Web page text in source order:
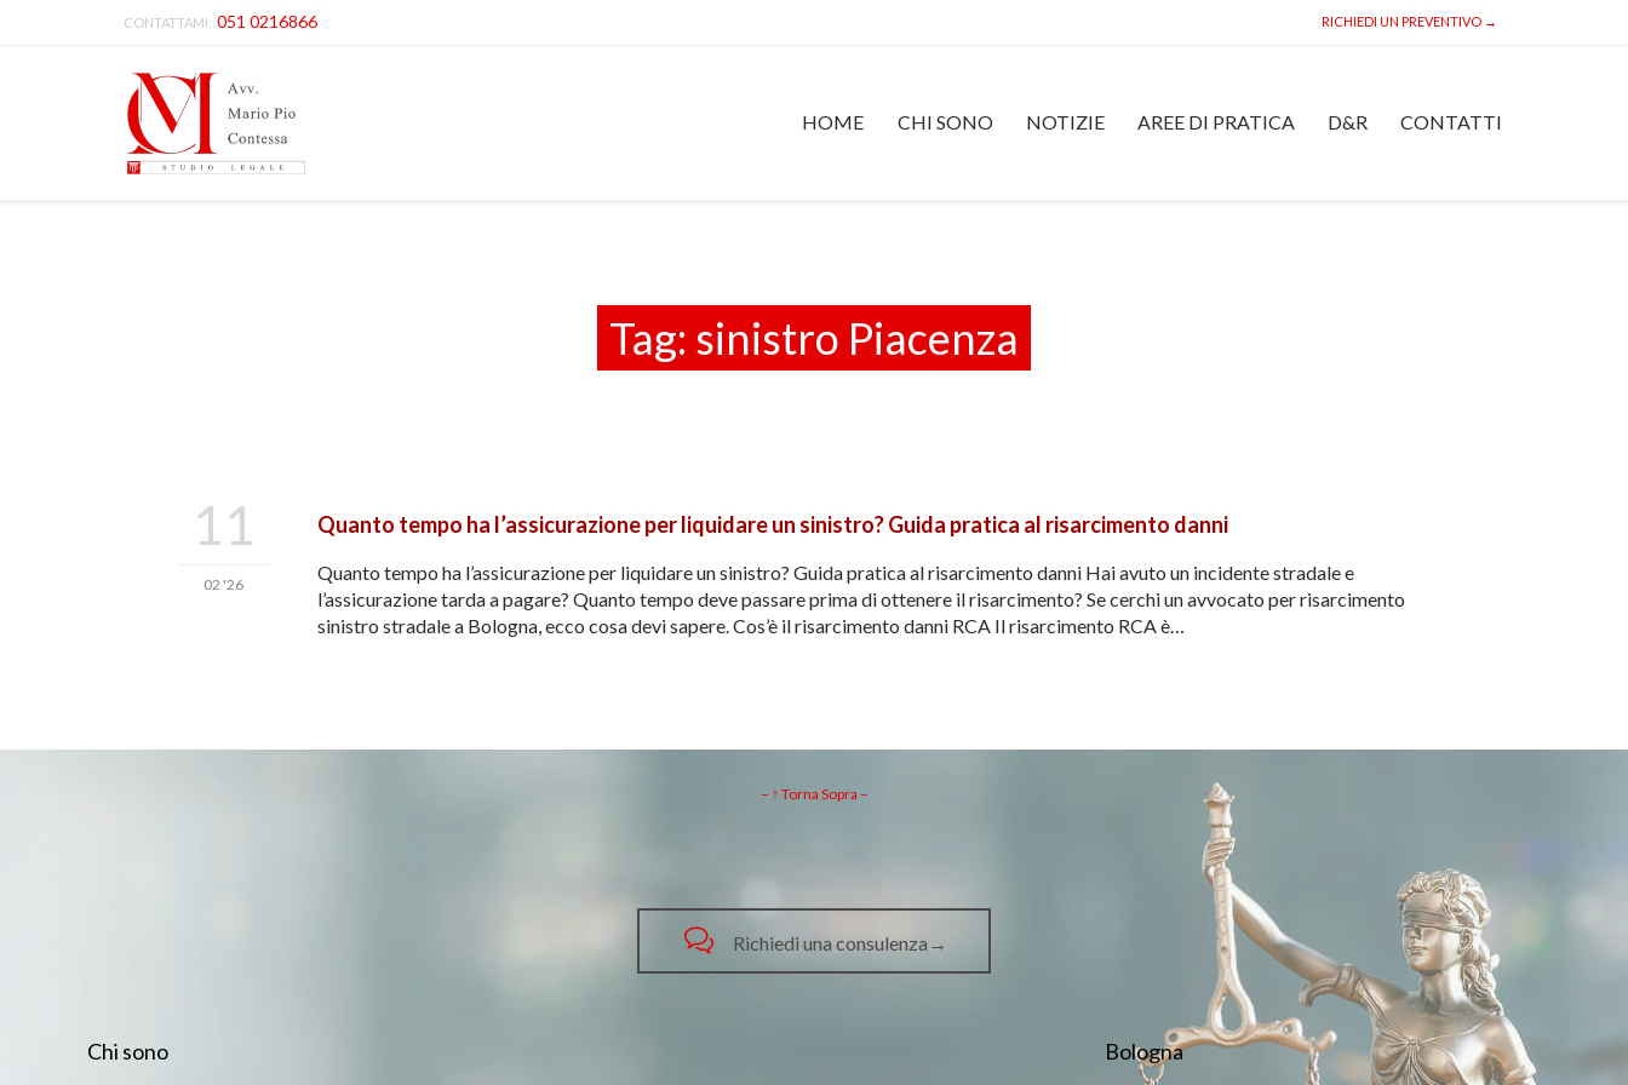
CONTATTAMI: 051 0216866 RICHIEDI UN PREVENTIVO →
HOME CHI SONO NOTIZIE AREE DI PRATICA D&R CONTATTI
Tag: sinistro Piacenza
11
02 '26
Quanto tempo ha l’assicurazione per liquidare un sinistro? Guida pratica al risarcimento danni
Quanto tempo ha l’assicurazione per liquidare un sinistro? Guida pratica al risarcimento danni Hai avuto un incidente stradale e
l’assicurazione tarda a pagare? Quanto tempo deve passare prima di ottenere il risarcimento? Se cerchi un avvocato per risarcimento
sinistro stradale a Bologna, ecco cosa devi sapere. Cos’è il risarcimento danni RCA Il risarcimento RCA è…
– ↑ Torna Sopra –
 Richiedi una consulenza→
Chi sono Bologna